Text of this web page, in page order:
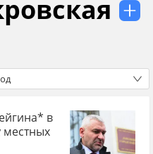
в
местных